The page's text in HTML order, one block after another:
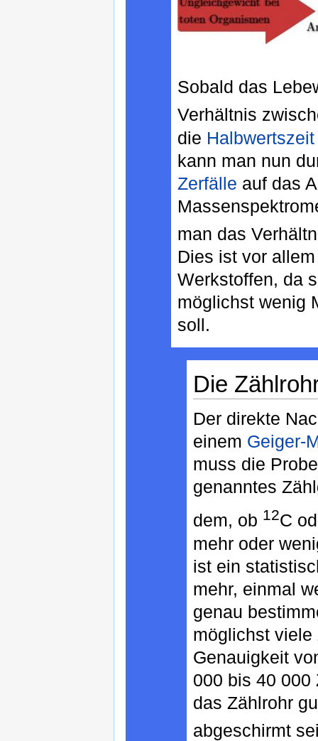
Sobald das
Verhältnis
die Halbwertszeit
kann man nun
Zerfälle auf das
man das
Dies ist vor
Werkstoffen, da
möglichst wenig
soll.
Die
Der direkte
einem Geiger-
muss die
genanntes
dem, ob 12C
mehr oder
ist ein
mehr, einmal
genau
möglichst viele
Genauigkeit
000 bis 40 000
das Zählrohr
abgeschirmt